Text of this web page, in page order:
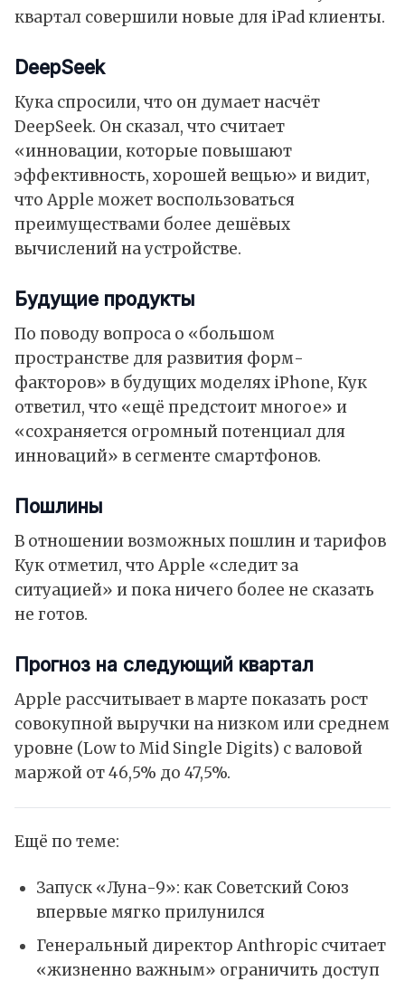
квартал совершили новые для iPad клиенты.
DeepSeek
Кука спросили, что он думает насчёт
DeepSeek. Он сказал, что считает
«инновации, которые повышают
эффективность, хорошей вещью» и видит,
что Apple может воспользоваться
преимуществами более дешёвых
вычислений на устройстве.
Будущие продукты
По поводу вопроса о «большом
пространстве для развития форм-
факторов» в будущих моделях iPhone, Кук
ответил, что «ещё предстоит многое» и
«сохраняется огромный потенциал для
инноваций» в сегменте смартфонов.
Пошлины
В отношении возможных пошлин и тарифов
Кук отметил, что Apple «следит за
ситуацией» и пока ничего более не сказать
не готов.
Прогноз на следующий квартал
Apple рассчитывает в марте показать рост
совокупной выручки на низком или среднем
уровне (Low to Mid Single Digits) с валовой
маржой от 46,5% до 47,5%.
Ещё по теме:
Запуск «Луна-9»: как Советский Союз
впервые мягко прилунился
Генеральный директор Anthropic считает
«жизненно важным» ограничить доступ